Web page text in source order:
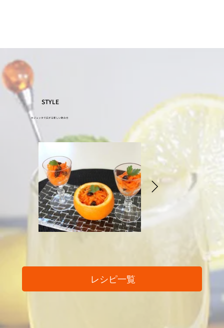
​STYLE
カジュッタで広がる新しい飲み方
レシピ一覧